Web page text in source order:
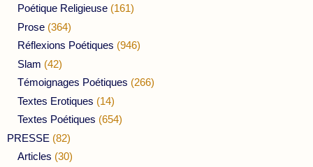
Poétique Religieuse (161)
Prose (364)
Réflexions Poétiques (946)
Slam (42)
Témoignages Poétiques (266)
Textes Erotiques (14)
Textes Poétiques (654)
PRESSE (82)
Articles (30)